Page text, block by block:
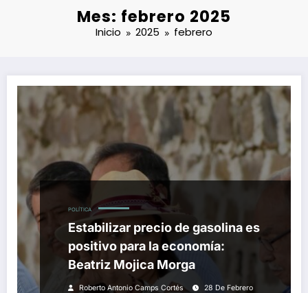
Mes: febrero 2025
Inicio 2025 febrero
POLÍTICA
Estabilizar precio de gasolina es
positivo para la economía:
Beatriz Mojica Morga
Roberto Antonio Camps Cortés
28 De Febrero